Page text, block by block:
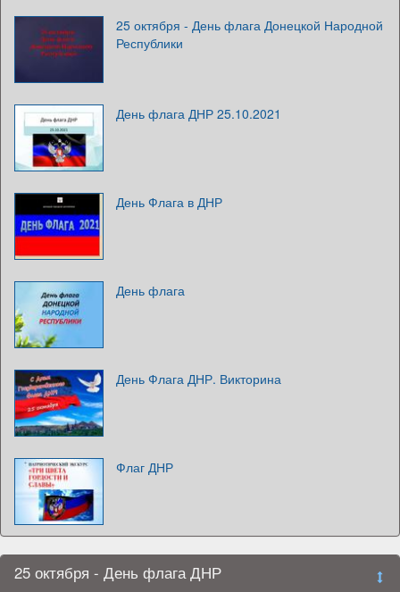
25 октября - День флага Донецкой Народной
Республики
День флага ДНР 25.10.2021
День Флага в ДНР
День флага
День Флага ДНР. Викторина
Флаг ДНР
25 октября - День флага ДНР